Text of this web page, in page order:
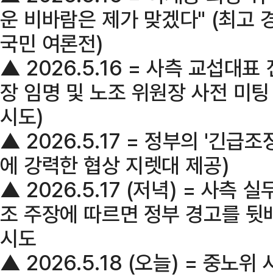
운 비바람은 제가 맞겠다" (최고
국민 여론전)
▲ 2026.5.16 = 사측 교섭대표
장 임명 및 노조 위원장 사전 미
시도)
▲ 2026.5.17 = 정부의 '긴급조
에 강력한 협상 지렛대 제공)
▲ 2026.5.17 (저녁) = 사측 실
조 주장에 따르면 정부 경고를
시도
▲ 2026.5.18 (오늘) = 중노위